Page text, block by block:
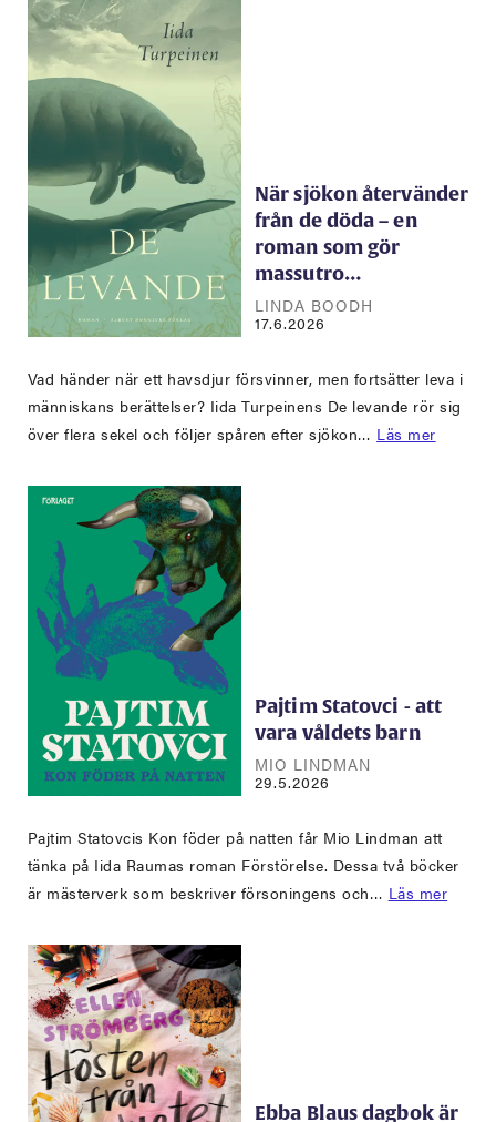
När sjökon återvänder
från de döda – en
roman som gör
massutro…
LINDA BOODH
17.6.2026
Vad händer när ett havsdjur försvinner, men fortsätter leva i
människans berättelser? Iida Turpeinens De levande rör sig
över flera sekel och följer spåren efter sjökon… Läs mer
Pajtim Statovci - att
vara våldets barn
MIO LINDMAN
29.5.2026
Pajtim Statovcis Kon föder på natten får Mio Lindman att
tänka på Iida Raumas roman Förstörelse. Dessa två böcker
är mästerverk som beskriver försoningens och… Läs mer
Ebba Blaus dagbok är